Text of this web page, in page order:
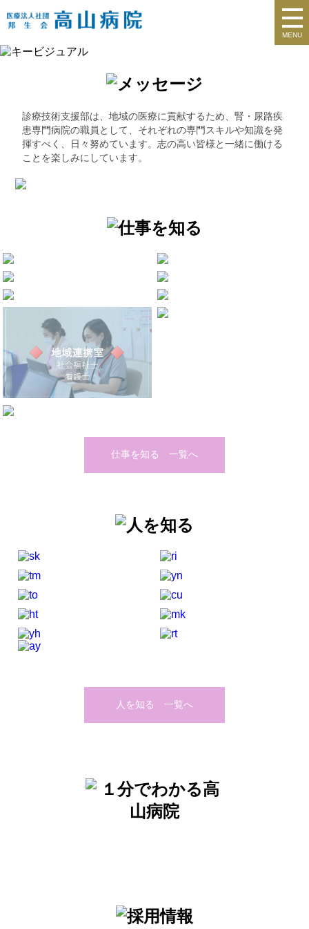
MENU
診療技術支援部は、地域の医療に貢献するため、腎・尿路疾
患専門病院の職員として、それぞれの専門スキルや知識を発
揮すべく、日々努めています。志の高い皆様と一緒に働ける
ことを楽しみにしています。
仕事を知る 一覧へ
人を知る 一覧へ